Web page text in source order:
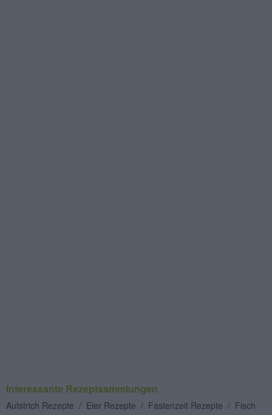
Interessante Rezeptsammlungen
Aufstrich Rezepte / Eier Rezepte / Fastenzeit Rezepte / Fisch